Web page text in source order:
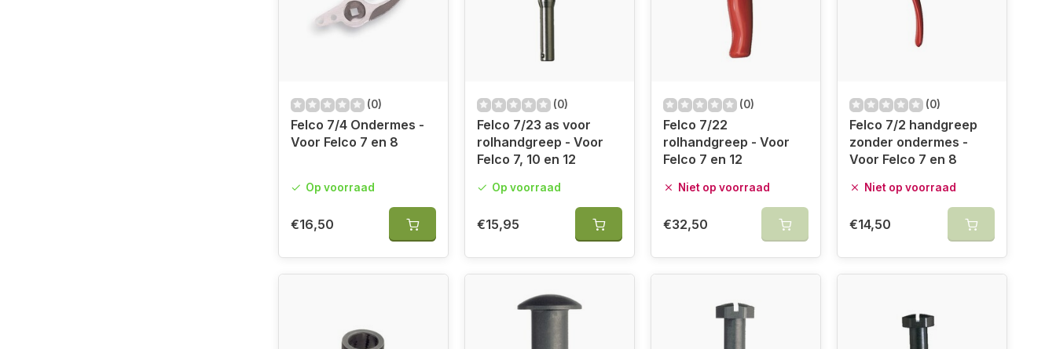
(0)
Felco 7/4 Ondermes -
Voor Felco 7 en 8
Op voorraad
€16,50
(0)
Felco 7/23 as voor
rolhandgreep - Voor
Felco 7, 10 en 12
Op voorraad
€15,95
(0)
Felco 7/22
rolhandgreep - Voor
Felco 7 en 12
Niet op voorraad
€32,50
(0)
Felco 7/2 handgreep
zonder ondermes -
Voor Felco 7 en 8
Niet op voorraad
€14,50